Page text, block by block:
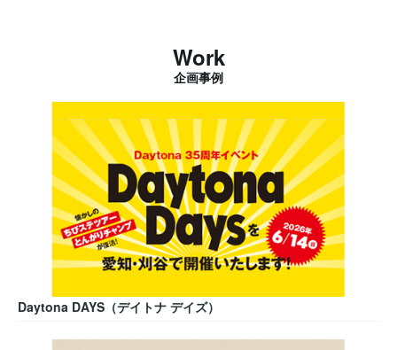
Work
企画事例
Daytona DAYS（デイトナ デイズ）